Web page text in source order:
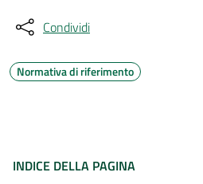
Condividi
Normativa di riferimento
INDICE DELLA PAGINA